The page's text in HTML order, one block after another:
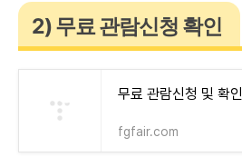
2) 무료 관람신청 확인
무료 관람신청 및 확인
fgfair.com